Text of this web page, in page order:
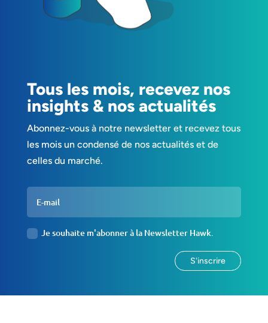
Tous les mois, recevez nos
insights & nos actualités
Abonnez-vous à notre newsletter et recevez tous
les mois un condensé de nos actualités et de
celles du marché.
Je souhaite m'abonner à la Newsletter Hawk.
S'inscrire